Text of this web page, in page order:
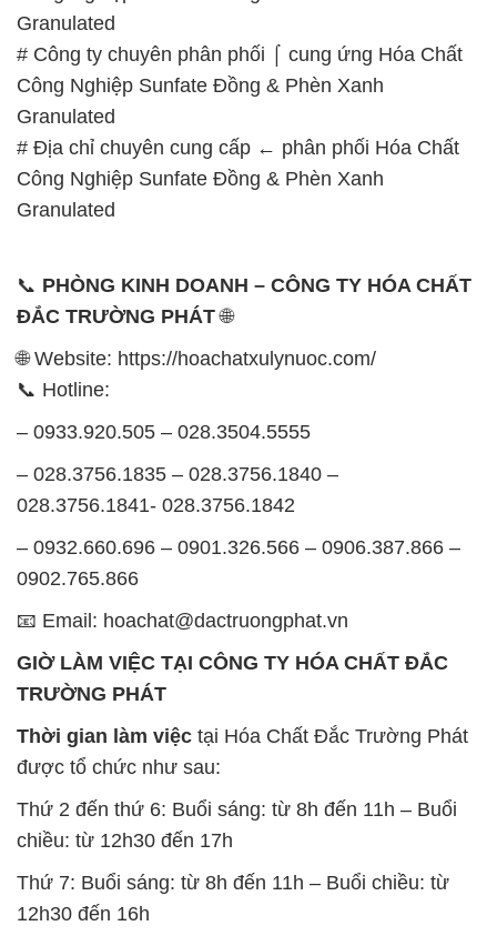
TRƯỜNG PHÁT
Thời gian làm việctại Hóa Chất Đắc Trường Phát
được tổ chức như sau:
Thứ 2 đến thứ 6: Buổi sáng: từ 8h đến 11h – Buổi
chiều: từ 12h30 đến 17h
Thứ 7: Buổi sáng: từ 8h đến 11h – Buổi chiều: từ
Chủ nhật: Nghỉ chủ nhật hàng tuần
Chúng tôi rất trân trọng thời gian và cam kết tuân
thủ giờ làm việc để đảm bảo sự hỗ trợ tốt nhất cho
khách hàng và đảm bảo hiệu suất công việc cao
TRƯỜNG PHÁT
Đông B, Quận Bình Tân, Sài Gòn TP. Hồ Chí
Minh